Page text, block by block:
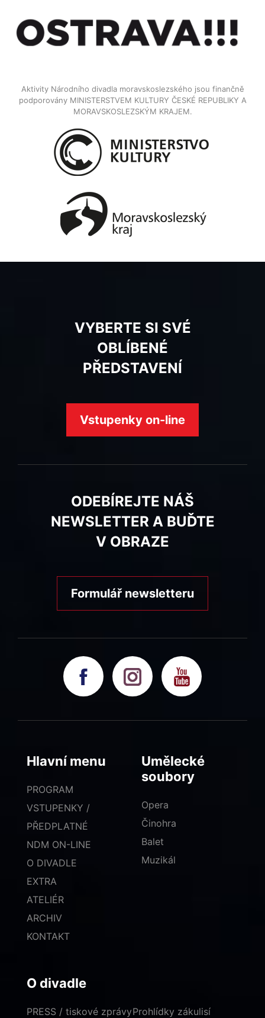
Aktivity Národního divadla moravskoslezského jsou finančně
podporovány MINISTERSTVEM KULTURY ČESKÉ REPUBLIKY A
MORAVSKOSLEZSKÝM KRAJEM.
VYBERTE SI SVÉ
OBLÍBENÉ
PŘEDSTAVENÍ
Vstupenky on-line
ODEBÍREJTE NÁŠ
NEWSLETTER A BUĎTE
V OBRAZE
Formulář newsletteru
Hlavní menu
PROGRAM
VSTUPENKY /
PŘEDPLATNÉ
NDM ON-LINE
O DIVADLE
EXTRA
ATELIÉR
ARCHIV
KONTAKT
Umělecké
soubory
Opera
Činohra
Balet
Muzikál
O divadle
PRESS / tiskové zprávyProhlídky zákulisí